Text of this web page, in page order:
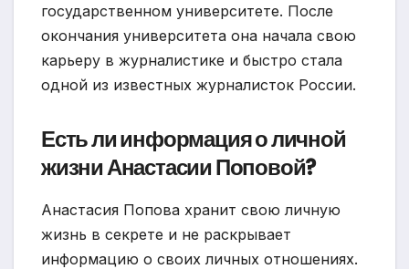
государственном университете. После
окончания университета она начала свою
карьеру в журналистике и быстро стала
одной из известных журналисток России.
Есть ли информация о личной
жизни Анастасии Поповой?
Анастасия Попова хранит свою личную
жизнь в секрете и не раскрывает
информацию о своих личных отношениях.